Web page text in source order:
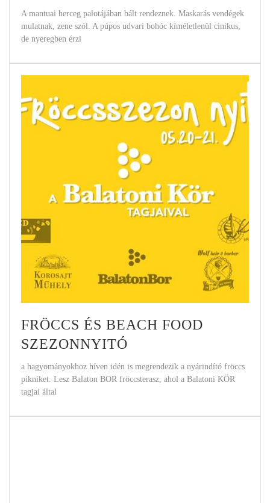
A mantuai herceg palotájában bált rendeznek. Maskarás vendégek
mulatnak, zene szól. A púpos udvari bohóc kíméletlenül cinikus,
de nyeregben érzi
FRÖCCS ÉS BEACH FOOD
SZEZONNYITÓ
a hagyományokhoz híven idén is megrendezik a nyárindító fröccs
pikniket. Lesz Balaton BOR fröccsterasz, ahol a Balatoni KÖR
tagjai által